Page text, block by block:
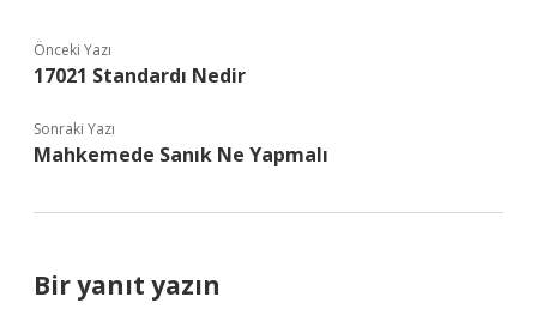
Önceki Yazı
17021 Standardı Nedir
Sonraki Yazı
Mahkemede Sanık Ne Yapmalı
Bir yanıt yazın